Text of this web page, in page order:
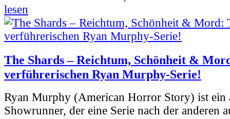
lesen
The Shards – Reichtum, Schönheit &
verführerischen Ryan Murphy-Serie!
Ryan Murphy (American Horror Story) ist ein
Showrunner, der eine Serie nach der anderen